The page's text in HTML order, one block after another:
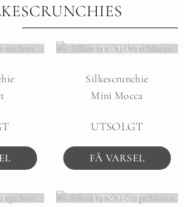
UTSOLGT
Silkescrunchie
Mini Mocca
UTSOLGT
FÅ VARSEL
UTSOLGT